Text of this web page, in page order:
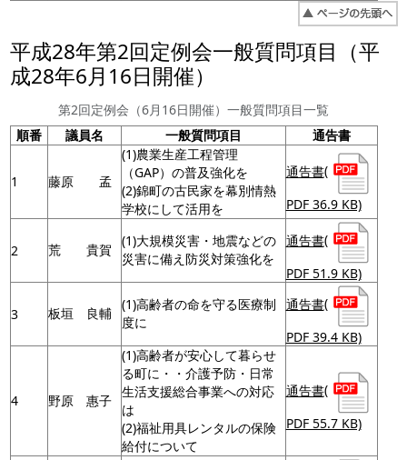
平成28年第2回定例会一般質問項目（平
成28年6月16日開催）
第2回定例会（6月16日開催）一般質問項目一覧
順番
議員名 一般質問項目 通告書
1 藤原 孟
(1)農業生産工程管理
（GAP）の普及強化を
(2)錦町の古民家を幕別情熱
学校にして活用を
通告書(
PDF 36.9 KB)
2 荒 貴賀
(1)大規模災害・地震などの
災害に備え防災対策強化を
通告書(
PDF 51.9 KB)
3 板垣 良輔
(1)高齢者の命を守る医療制
度に
通告書(
PDF 39.4 KB)
4 野原 惠子
(1)高齢者が安心して暮らせ
る町に・・介護予防・日常
生活支援総合事業への対応
は
(2)福祉用具レンタルの保険
給付について
通告書(
PDF 55.7 KB)